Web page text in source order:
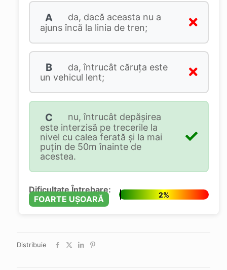
A
da, dacă aceasta nu a
ajuns încă la linia de tren;
B
da, întrucât căruţa este
un vehicul lent;
C
nu, întrucât depăşirea
este interzisă pe trecerile la
nivel cu calea ferată şi la mai
puţin de 50m înainte de
acestea.
Dificultate Întrebare:
FOARTE UȘOARĂ
2%
Distribuie